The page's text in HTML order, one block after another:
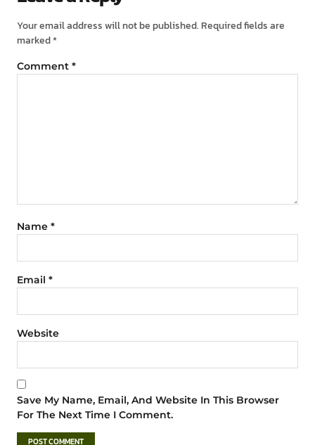
Your email address will not be published. Required fields are
marked*
Comment *
Name *
Email *
Website
Save My Name, Email, And Website In This Browser
For The Next Time I Comment.